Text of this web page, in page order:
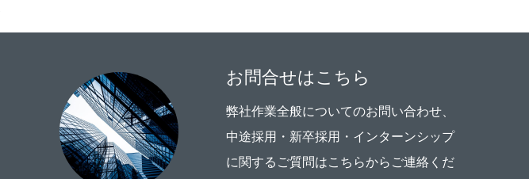
お問合せはこちら
弊社作業全般についてのお問い合わせ、
中途採用・新卒採用・インターンシップ
に関するご質問はこちらからご連絡くだ